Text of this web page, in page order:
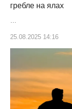
гребле на ялах
…
25.08.2025 14:16